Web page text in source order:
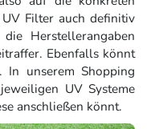
Filter auch definitiv
Herstellerangaben
Ebenfalls könnt
In unserem Shopping
UV Systeme
anschließen könnt.